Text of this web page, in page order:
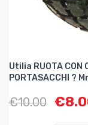
Utilia RUOTA CON
PORTASACCHI ?
€10.00 €